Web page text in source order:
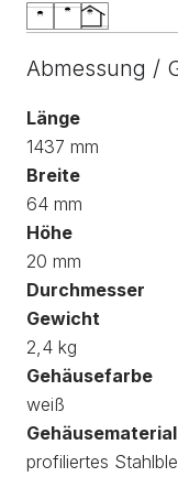
Abmessung /
Länge
1437 mm
Breite
64 mm
Höhe
20 mm
Durchmesser
Gewicht
2,4 kg
Gehäusefarbe
weiß
Gehäusematerial
profiliertes